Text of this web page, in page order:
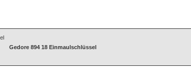
Gedore 894 18 Einmaulschlüssel